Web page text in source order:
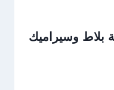
بلاط وسيراميك